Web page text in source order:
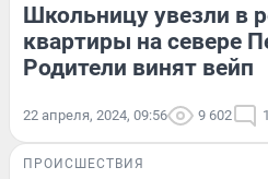
Школьницу увезли в
квартиры на севере
Родители винят вейп
22 апреля, 2024, 09:56 9 602
ПРОИСШЕСТВИЯ